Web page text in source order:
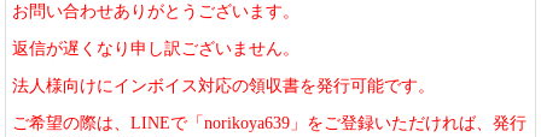
お問い合わせありがとうございます。
返信が遅くなり申し訳ございません。
法人様向けにインボイス対応の領収書を発行可能です。
ご希望の際は、LINEで「norikoya639」をご登録いただければ、発行